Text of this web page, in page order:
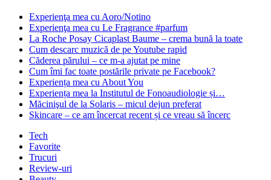
Experienţa mea cu Aoro/Notino
Experienţa mea cu Le Fragrance #parfum
La Roche Posay Cicaplast Baume – crema bună la toate
Cum descarc muzică de pe Youtube rapid
Căderea părului – ce m-a ajutat pe mine
Cum îmi fac toate postările private pe Facebook?
Experiența mea cu About You
Experiența mea la Institutul de Fonoaudiologie și…
Măcinişul de la Solaris – micul dejun preferat
Skincare – ce am încercat recent și ce vreau să încerc
Tech
Favorite
Trucuri
Review-uri